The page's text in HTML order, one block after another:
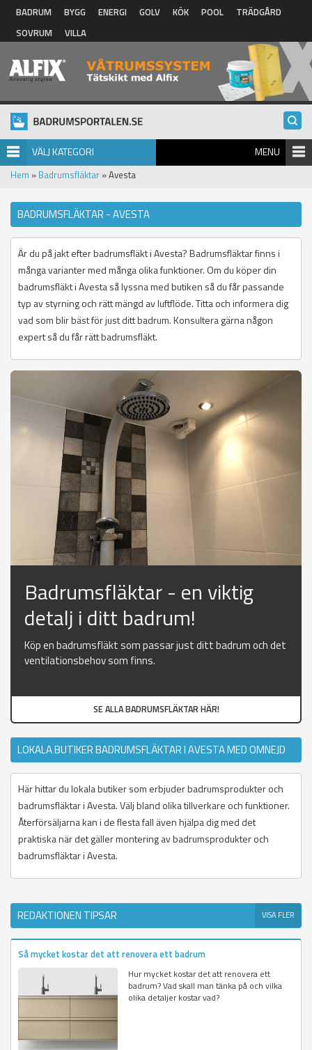
Hoppa till huvudinnehåll
BADRUM BYGG ENERGI GOLV KÖK POOL
TRÄDGÅRD
SOVRUM
VILLA
VÄLJ KATEGORI MENU
Hem » Badrumsfläktar » Avesta
BADRUMSFLÄKTAR - AVESTA
Är du på jakt efter badrumsfläkt i Avesta? Badrumsfläktar finns i
många varianter med många olika funktioner. Om du köper din
badrumsfläkt i Avesta så lyssna med butiken så du får passande
typ av styrning och rätt mängd av luftflöde. Titta och informera dig
vad som blir bäst för just ditt badrum. Konsultera gärna någon
expert så du får rätt badrumsfläkt.
Badrumsfläktar - en viktig
detalj i ditt badrum!
Köp en badrumsfläkt som passar just ditt badrum och det
ventilationsbehov som finns.
SE ALLA BADRUMSFLÄKTAR HÄR!
LOKALA BUTIKER BADRUMSFLÄKTAR I AVESTA MED OMNEJD
Här hittar du lokala butiker som erbjuder badrumsprodukter och
badrumsfläktar i Avesta. Välj bland olika tillverkare och funktioner.
Återförsäljarna kan i de flesta fall även hjälpa dig med det
praktiska när det gäller montering av badrumsprodukter och
badrumsfläktar i Avesta.
REDAKTIONEN TIPSAR VISA FLER
Så mycket kostar det att renovera ett badrum
Hur mycket kostar det att renovera ett
badrum? Vad skall man tänka på och vilka
olika detaljer kostar vad?